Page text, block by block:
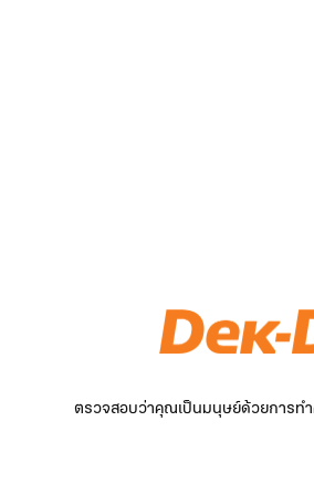
ตรวจสอบว่าคุณเป็นมนุษย์ด้วยการทำ